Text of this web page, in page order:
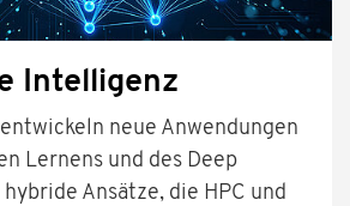
Intelligenz
neue Anwendungen
Lernens und des Deep
Ansätze, die HPC und